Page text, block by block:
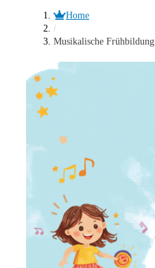
Home
/
Musikalische Frühbildung